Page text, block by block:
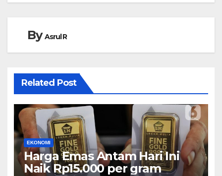
ByAsrul R
Related Post
EKONOMI
Harga Emas Antam Hari Ini
Naik Rp15.000 per gram